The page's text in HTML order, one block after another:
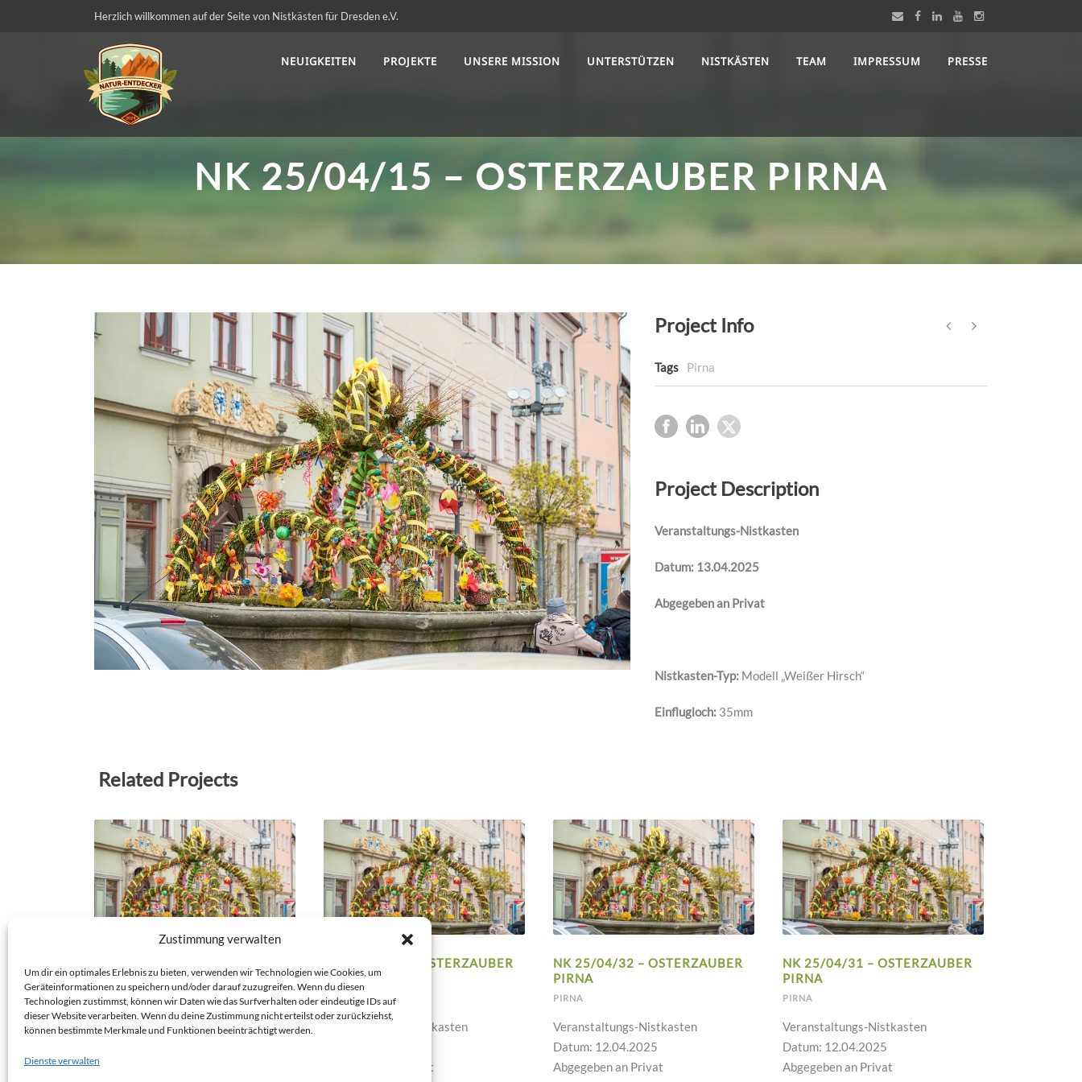
Zustimmung verwalten
Um dir ein optimales Erlebnis zu bieten, verwenden wir Technologien wie Cookies, um
Geräteinformationen zu speichern und/oder darauf zuzugreifen. Wenn du diesen
Technologien zustimmst, können wir Daten wie das Surfverhalten oder eindeutige IDs auf
dieser Website verarbeiten. Wenn du deine Zustimmung nicht erteilst oder zurückziehst,
können bestimmte Merkmale und Funktionen beeinträchtigt werden.
Dienste verwalten
Herzlich willkommen auf der Seite von Nistkästen für Dresden e.V.
NEUIGKEITEN PROJEKTE UNSERE MISSION UNTERSTÜTZEN NISTKÄSTEN TEAM IMPRESSUM PRESSE
NK 25/04/15 – OSTERZAUBER PIRNA
Project Info
Tags Pirna
Project Description
Veranstaltungs-Nistkasten
Datum: 13.04.2025
Abgegeben an Privat
Nistkasten-Typ: Modell „Weißer Hirsch“
Einflugloch: 35mm
Related Projects
PIRNA
PIRNA
Veranstaltungs-Nistkasten
Abgegeben an Privat
NK 25/04/33 – OSTERZAUBER
PIRNA
PIRNA
Veranstaltungs-Nistkasten
Abgegeben an Privat
NK 25/04/32 – OSTERZAUBER
PIRNA
PIRNA
Veranstaltungs-Nistkasten
Datum: 12.04.2025
Abgegeben an Privat
NK 25/04/31 – OSTERZAUBER
PIRNA
PIRNA
Veranstaltungs-Nistkasten
Datum: 12.04.2025
Abgegeben an Privat